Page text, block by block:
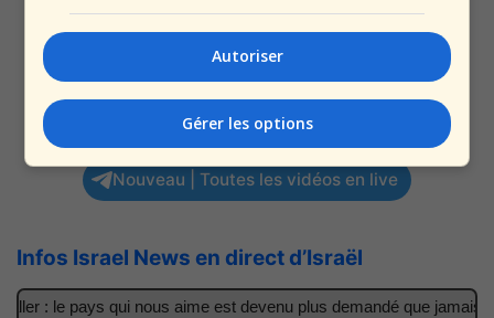
Nouveau | Toutes les vidéos en live
Infos Israel News en direct d’Israël
: le pays qui nous aime est devenu plus demandé que jamais
Autoriser
Gérer les options